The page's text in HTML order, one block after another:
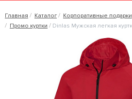
Главная Каталог Корпоративные подарки
Промо куртки
Dinlas Мужская легкая